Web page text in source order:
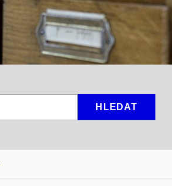
HLEDAT